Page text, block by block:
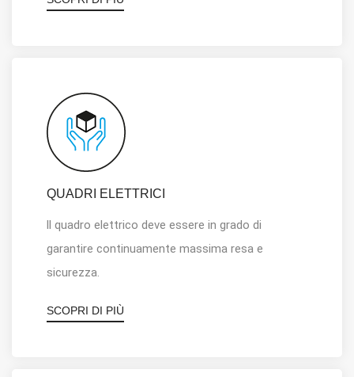
QUADRI ELETTRICI
ll quadro elettrico deve essere in grado di
garantire continuamente massima resa e
sicurezza.
SCOPRI DI PIÙ